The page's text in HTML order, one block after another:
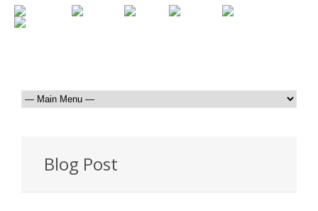
Blog Post